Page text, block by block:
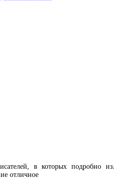
в которых подробно
отличное